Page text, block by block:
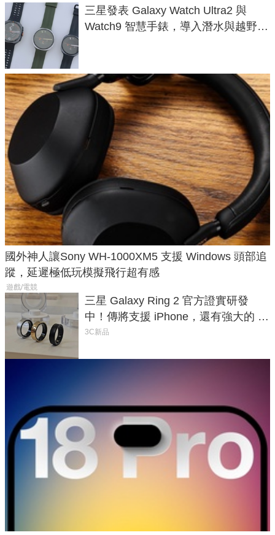
三星發表 Galaxy Watch Ultra2 與
Watch9 智慧手錶，導入潛水與越野跑
國外神人讓Sony WH-1000XM5 支援 Windows 頭部追
蹤，延遲極低玩模擬飛行超有感
遊戲/電競
三星 Galaxy Ring 2 官方證實研發
中！傳將支援 iPhone，還有強大的 AI
與智慧家電連動功能
3C新品